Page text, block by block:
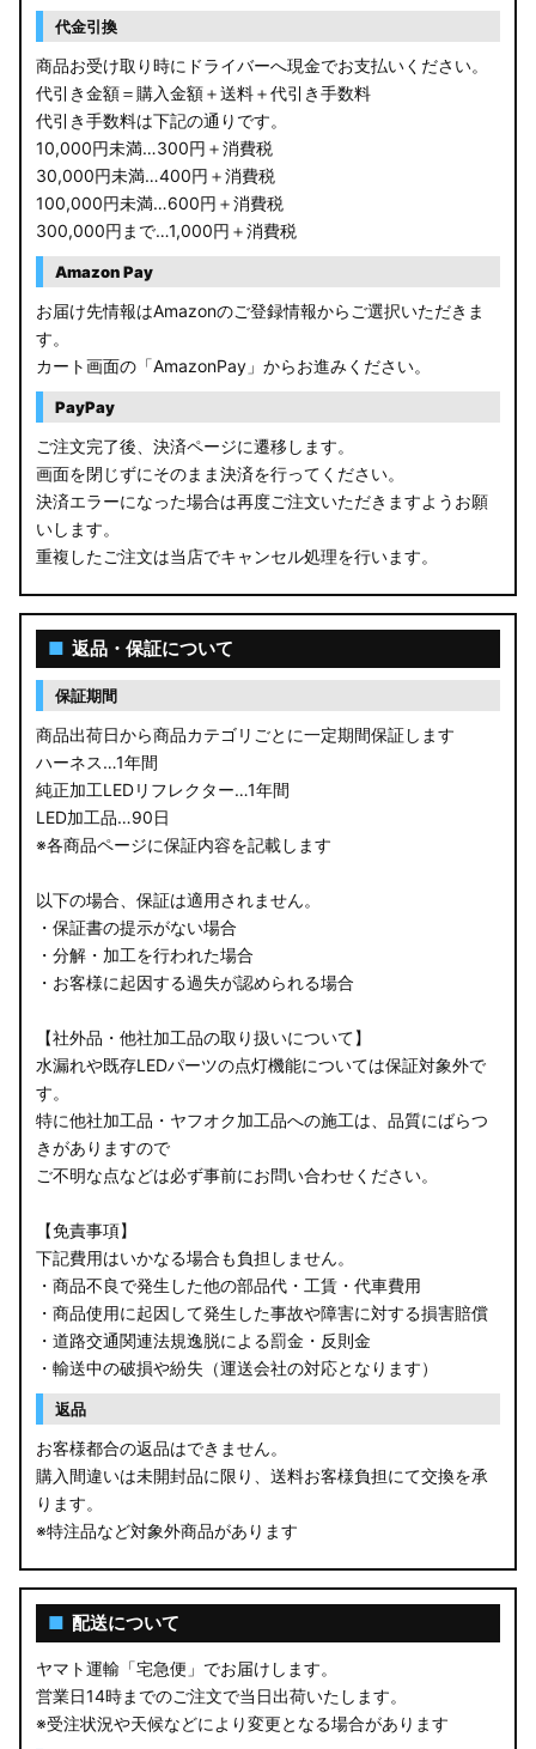
RP6/7 ステップワゴン
RP1/2 RP3/4 ステップワゴン/スパーダ
RK5/6 ステップワゴンスパーダ
RC1/2 オデッセイ
GB5〜8 フリード
GR フィット
GP5/6 GK3〜6 フィット
MK53S スペーシアカスタム
MA37S/MA27S ソリオ / ソリオ バンディット
MA26S/MA36S ソリオ
ZC33S スイフトスポーツ
LA650S タントカスタム
LA600S タントカスタム
LA150S ムーヴカスタム
LA700S ウェイク
GN0W アウトランダー
GK1W/GK9W エクリプスクロス
CV1W デリカD:5
B34A/B35A/B37A/B38A デリカミニ
B34W/B35W/B37W/B38W ekクロススペース
B34W/B35W/B37W/B38W ekクロス
KG CX-8
GU クロストレック
GU インプレッサ
VN5 VNH レヴォーグ / レイバック
ZD8 BRZ
ZC6 BRZ
URJ201 LX570
AGL10W RX450h
USF/UVF4# LS600h
JF5/6 N-BOX カスタム
代金引換
商品お受け取り時にドライバーへ現金でお支払いください。
代引き金額＝購入金額＋送料＋代引き手数料
代引き手数料は下記の通りです。
10,000円未満…300円＋消費税
30,000円未満…400円＋消費税
100,000円未満…600円＋消費税
300,000円まで…1,000円＋消費税
Amazon Pay
お届け先情報はAmazonのご登録情報からご選択いただきま
す。
カート画面の「AmazonPay」からお進みください。
PayPay
ご注文完了後、決済ページに遷移します。
画面を閉じずにそのまま決済を行ってください。
決済エラーになった場合は再度ご注文いただきますようお願
いします。
重複したご注文は当店でキャンセル処理を行います。
■ 返品・保証について
保証期間
商品出荷日から商品カテゴリごとに一定期間保証します
ハーネス…1年間
純正加工LEDリフレクター…1年間
LED加工品…90日
※各商品ページに保証内容を記載します
以下の場合、保証は適用されません。
・保証書の提示がない場合
・分解・加工を行われた場合
・お客様に起因する過失が認められる場合
【社外品・他社加工品の取り扱いについて】
水漏れや既存LEDパーツの点灯機能については保証対象外で
す。
特に他社加工品・ヤフオク加工品への施工は、品質にばらつ
きがありますので
ご不明な点などは必ず事前にお問い合わせください。
【免責事項】
下記費用はいかなる場合も負担しません。
・商品不良で発生した他の部品代・工賃・代車費用
・商品使用に起因して発生した事故や障害に対する損害賠償
・道路交通関連法規逸脱による罰金・反則金
・輸送中の破損や紛失（運送会社の対応となります）
返品
お客様都合の返品はできません。
購入間違いは未開封品に限り、送料お客様負担にて交換を承
ります。
※特注品など対象外商品があります
■ 配送について
ヤマト運輸「宅急便」でお届けします。
営業日14時までのご注文で当日出荷いたします。
※受注状況や天候などにより変更となる場合があります